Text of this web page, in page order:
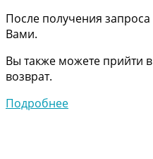
После получения
Вами.
Вы также можете прийти
возврат.
Подробнее